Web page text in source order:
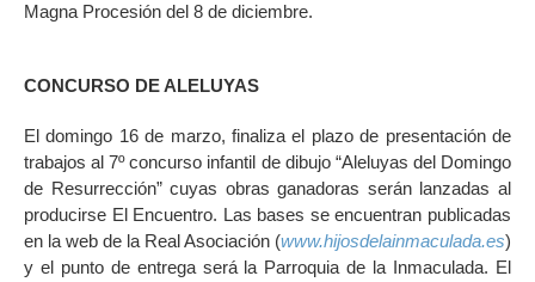
Magna Procesión del 8 de diciembre.
CONCURSO DE ALELUYAS
El domingo 16 de marzo, finaliza el plazo de presentación de
trabajos al 7º concurso infantil de dibujo “Aleluyas del Domingo
de Resurrección” cuyas obras ganadoras serán lanzadas al
producirse El Encuentro. Las bases se encuentran publicadas
en la web de la Real Asociación (www.hijosdelainmaculada.es)
y el punto de entrega será la Parroquia de la Inmaculada. El